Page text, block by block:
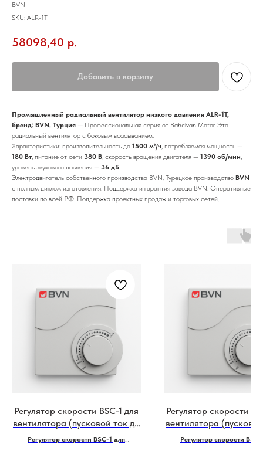
BVN
SKU: ALR-1T
58098,40 р.
Добавить в корзину
Промышленный радиальный вентилятор низкого давления ALR-1T,
бренд: BVN, Турция — Профессиональная серия от Bahcivan Motor. Это
радиальный вентилятор с боковым всасыванием.
Характеристики: производительность до 1500 м³/ч, потребляемая мощность —
180 Вт, питание от сети 380 В, скорость вращения двигателя — 1390 об/мин,
уровень звукового давления — 36 дБ.
Электродвигатель собственного производства BVN. Турецкое производство BVN
с полным циклом изготовления. Поддержка и гарантия завода BVN. Оперативные
поставки по всей РФ. Поддержка проектных продаж и торговых сетей.
Регулятор скорости BSC-1 для
вентилятора (пусковой ток до
2 Ампер) симисторный, бренд:
Регулятор скорости BSC-1 для
Регулятор скорости
вентилятора
5 Ампер)
Регулятор скорости